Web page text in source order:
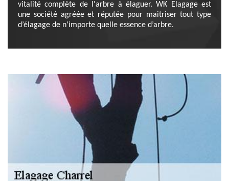
vitalité complète de l'arbre à élaguer. WK Elagage est
une société agréée et réputée pour maitriser tout type
d’élagage de n’importe quelle essence d’arbre.